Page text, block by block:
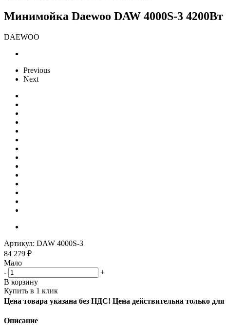
Минимойка Daewoo DAW 4000S-3 4200Вт
DAEWOO
Previous
Next
Артикул: DAW 4000S-3
84 279 ₽
Мало
-
+
В корзину
Купить в 1 клик
Цена товара указана без НДС! Цена действительна только
Описание